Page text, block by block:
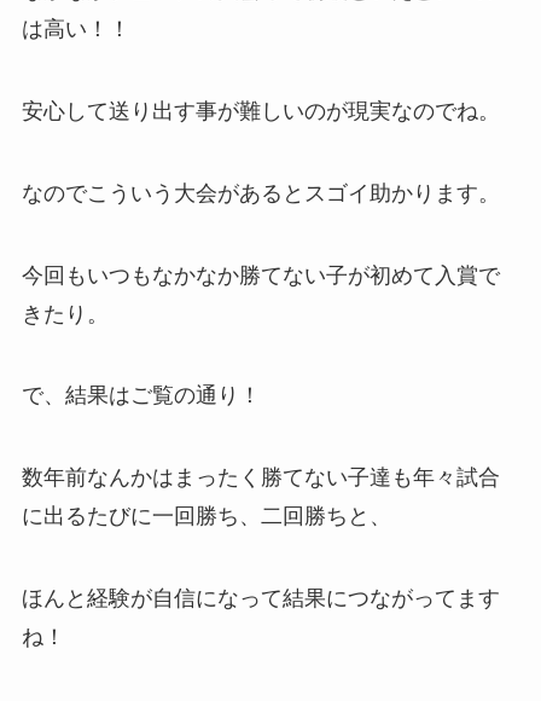
は高い！！
安心して送り出す事が難しいのが現実なのでね。
なのでこういう大会があるとスゴイ助かります。
今回もいつもなかなか勝てない子が初めて入賞で
きたり。
で、結果はご覧の通り！
数年前なんかはまったく勝てない子達も年々試合
に出るたびに一回勝ち、二回勝ちと、
ほんと経験が自信になって結果につながってます
ね！